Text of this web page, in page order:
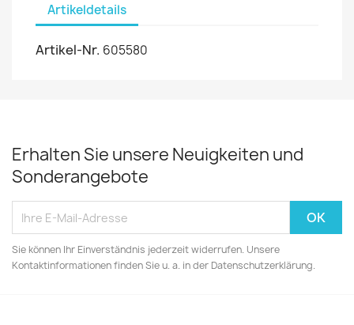
Artikeldetails
Artikel-Nr. 605580
Erhalten Sie unsere Neuigkeiten und
Sonderangebote
Sie können Ihr Einverständnis jederzeit widerrufen. Unsere
Kontaktinformationen finden Sie u. a. in der Datenschutzerklärung.